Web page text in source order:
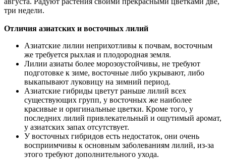
три недели.
Отличия азиатских и восточных лилий
Азиатские лилии неприхотливы к почвам, восточным
же требуется рыхлая и плодородная земля.
Лилии азиаты более морозоустойчивы, не требуют
подготовке к зиме, восточные либо укрывают, либо
выкапывают луковицу на зимний период.
Азиатские гибриды цветут раньше лилий всех
существующих групп, у восточных же наиболее
красивые и оригинальные цветки. Кроме того, у
последних лилий привлекательный и ощутимый аромат,
у азиатских запах отсутствует.
У восточных гибридов есть недостаток, они очень
восприимчивы к основным заболеваниям лилий, из-за
этого требуют дополнительного ухода.